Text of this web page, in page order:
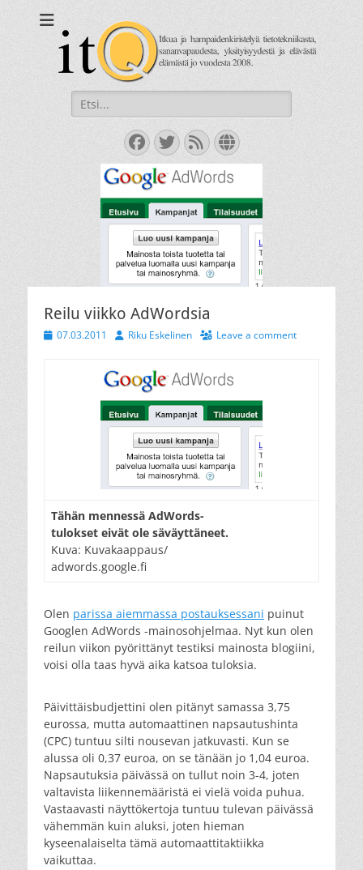
Itkua ja hammastenkiristelyä jo vuodesta 2008.
Search
for:
Facebook
Twitter
FeedWebsite
Reilu viikko AdWordsia
Posted
07.03.2011 AuthorRiku Eskelinen Leave a comment
Tähän mennessä AdWords-
tulokset eivät ole säväyttäneet.
Kuva: Kuvakaappaus/
adwords.google.fi
Olen parissa aiemmassa postauksessani puinut
Googlen AdWords -mainosohjelmaa. Nyt kun olen
reilun viikon pyörittänyt testiksi mainosta blogiini,
voisi olla taas hyvä aika katsoa tuloksia.
Päivittäisbudjettini olen pitänyt samassa 3,75
eurossa, mutta automaattinen napsautushinta
(CPC) tuntuu silti nousevan jatkuvasti. Kun se
alussa oli 0,37 euroa, on se tänään jo 1,04 euroa.
Napsautuksia päivässä on tullut noin 3-4, joten
valtavista liikennemääristä ei vielä voida puhua.
Vastaavasti näyttökertoja tuntuu tulevan päivässä
vähemmän kuin aluksi, joten hieman
kyseenalaiselta tämä automaattitaktiikka
vaikuttaa.